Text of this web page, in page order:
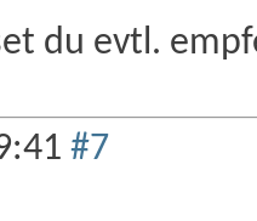
du evtl.
#7